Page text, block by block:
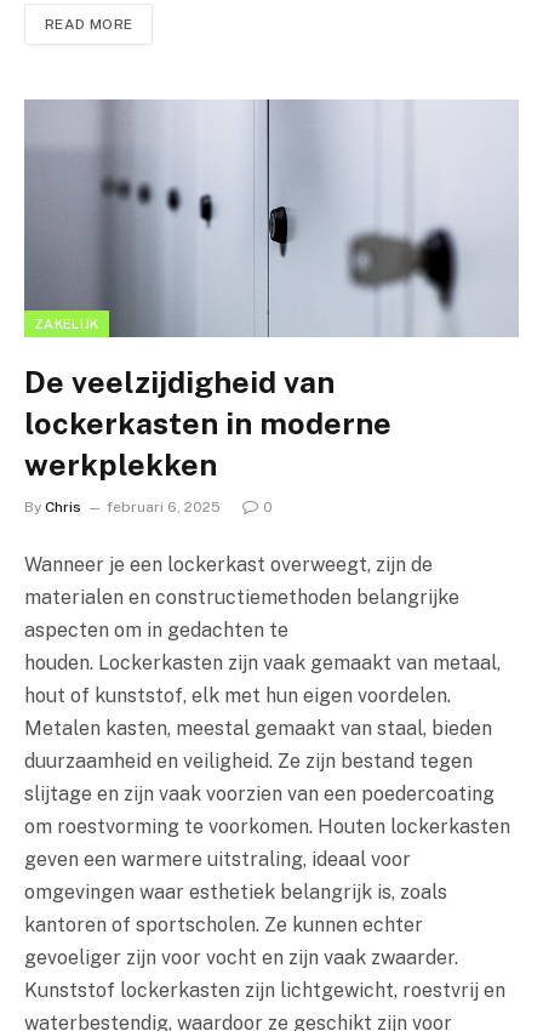
READ MORE
ZAKELIJK
De veelzijdigheid van
lockerkasten in moderne
werkplekken
By Chris februari 6, 2025 0
Wanneer je een lockerkast overweegt, zijn de
materialen en constructiemethoden belangrijke
aspecten om in gedachten te
houden. Lockerkasten zijn vaak gemaakt van metaal,
hout of kunststof, elk met hun eigen voordelen.
Metalen kasten, meestal gemaakt van staal, bieden
duurzaamheid en veiligheid. Ze zijn bestand tegen
slijtage en zijn vaak voorzien van een poedercoating
om roestvorming te voorkomen. Houten lockerkasten
geven een warmere uitstraling, ideaal voor
omgevingen waar esthetiek belangrijk is, zoals
kantoren of sportscholen. Ze kunnen echter
gevoeliger zijn voor vocht en zijn vaak zwaarder.
Kunststof lockerkasten zijn lichtgewicht, roestvrij en
waterbestendig, waardoor ze geschikt zijn voor